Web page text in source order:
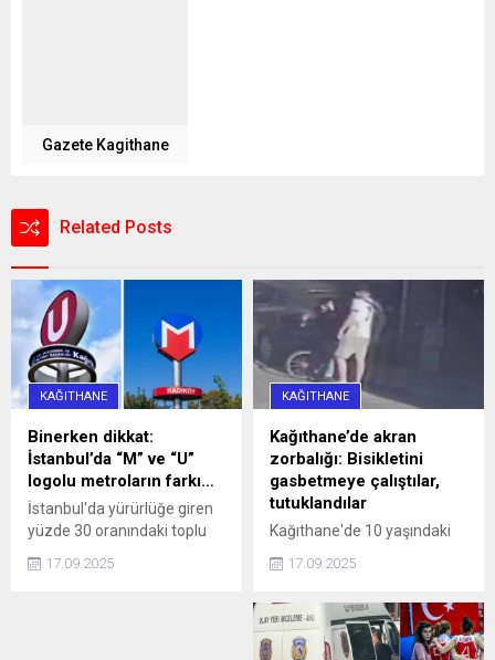
Gazete Kagithane
Related Posts
KAĞITHANE
Binerken dikkat:
İstanbul’da “M” ve “U”
logolu metroların farkı…
İstanbul'da yürürlüğe giren
yüzde 30 oranındaki toplu
metrolar ve Marmaray'da
17.09.2025
KAĞITHANE
Kağıthane’de akran
zorbalığı: Bisikletini
gasbetmeye çalıştılar,
tutuklandılar
Kağıthane'de 10 yaşındaki
gasbetmeye çalışan 16 ve
darbettikleri gerekçesiyle
tutuklandı.
17.09.2025